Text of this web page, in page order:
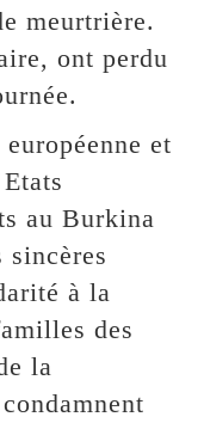
meurtrière.
ont perdu
et
au Burkina
sincères
à la
des
la